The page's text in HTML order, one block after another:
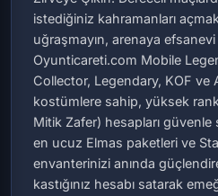
istediğiniz kahramanları
uğraşmayın, arenaya efsanevi
Oyunticareti.com Mobile
Collector, Legendary, KOF ve
kostümlere sahip, yüksek
Mitik Zafer) hesapları güvenle
en ucuz Elmas paketleri ve
envanterinizi anında
kastığınız hesabı satarak